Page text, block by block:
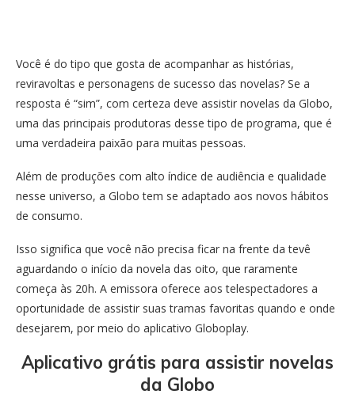
Você é do tipo que gosta de acompanhar as histórias,
reviravoltas e personagens de sucesso das novelas? Se a
resposta é “sim”, com certeza deve assistir novelas da Globo,
uma das principais produtoras desse tipo de programa, que é
uma verdadeira paixão para muitas pessoas.
Além de produções com alto índice de audiência e qualidade
nesse universo, a Globo tem se adaptado aos novos hábitos
de consumo.
Isso significa que você não precisa ficar na frente da tevê
aguardando o início da novela das oito, que raramente
começa às 20h. A emissora oferece aos telespectadores a
oportunidade de assistir suas tramas favoritas quando e onde
desejarem, por meio do aplicativo Globoplay.
Aplicativo grátis para assistir novelas
da Globo